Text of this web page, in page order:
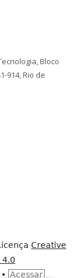
Bloco
914, Rio de
Creative
4.0
• Acessar